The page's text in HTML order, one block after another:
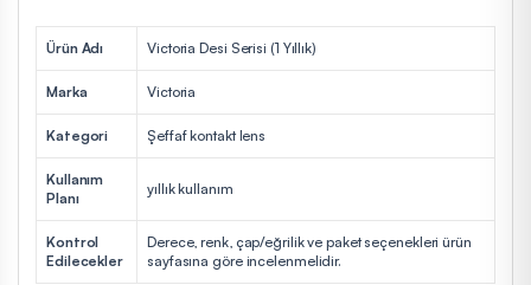
Ürün Adı Victoria Desi Serisi (1 Yıllık)
Marka Victoria
Kategori Şeffaf kontakt lens
Kullanım
Planı
yıllık kullanım
Kontrol
Edilecekler
Derece, renk, çap/eğrilik ve paket seçenekleri ürün
sayfasına göre incelenmelidir.